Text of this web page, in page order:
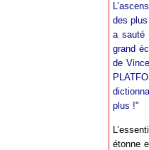
des
a sauté
grand
de
plus !"
étonne